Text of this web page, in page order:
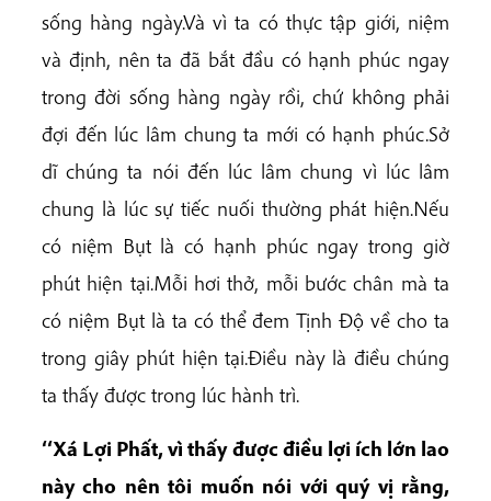
sống hàng ngày.Và vì ta có thực tập giới, niệm
và định, nên ta đã bắt đầu có hạnh phúc ngay
trong đời sống hàng ngày rồi, chứ không phải
đợi đến lúc lâm chung ta mới có hạnh phúc.Sở
dĩ chúng ta nói đến lúc lâm chung vì lúc lâm
chung là lúc sự tiếc nuối thường phát hiện.Nếu
có niệm Bụt là có hạnh phúc ngay trong giờ
phút hiện tại.Mỗi hơi thở, mỗi bước chân mà ta
có niệm Bụt là ta có thể đem Tịnh Độ về cho ta
trong giây phút hiện tại.Điều này là điều chúng
ta thấy được trong lúc hành trì.
‘‘Xá Lợi Phất, vì thấy được điều lợi ích lớn lao
này cho nên tôi muốn nói với quý vị rằng,